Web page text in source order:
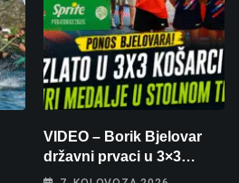
VIDEO – Borik Bjelovar
državni prvaci u 3×3
košarci, Klara Končar je